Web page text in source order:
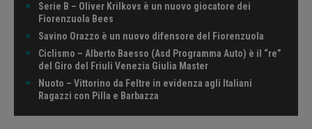
Serie B – Oliver Krilkovs è un nuovo giocatore dei
Fiorenzuola Bees
Savino Orazzo è un nuovo difensore del Fiorenzuola
Ciclismo – Alberto Baesso (Asd Programma Auto) è il “re”
del Giro del Friuli Venezia Giulia Master
Nuoto – Vittorino da Feltre in evidenza agli Italiani
Ragazzi con Pilla e Barbazza